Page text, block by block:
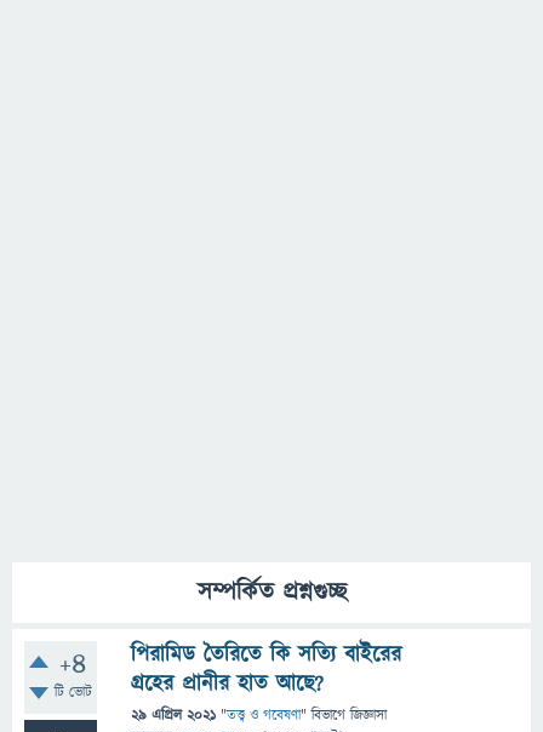
সম্পর্কিত প্রশ্নগুচ্ছ
+4
টি ভোট
পিরামিড তৈরিতে কি সত্যি বাইরের
গ্রহের প্রানীর হাত আছে?
29 এপ্রিল 2021 "তত্ত্ব ও গবেষণা" বিভাগে জিজ্ঞাসা